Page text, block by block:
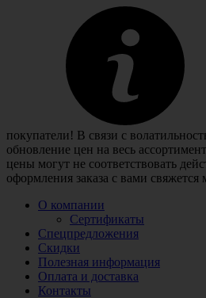
покупатели! В связи с
обновление цен на весь
цены могут не соответствовать
оформления заказа с вами свяжется
О компании
Сертификаты
Спецпредложения
Скидки
Полезная информация
Оплата и доставка
Контакты